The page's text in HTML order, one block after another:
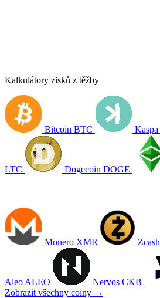
Kalkulátory zisků z těžby
Bitcoin BTC Kaspa
LTC Dogecoin DOGE
Monero XMR Zcash
Aleo ALEO Nervos CKB
Zobrazit všechny coiny →